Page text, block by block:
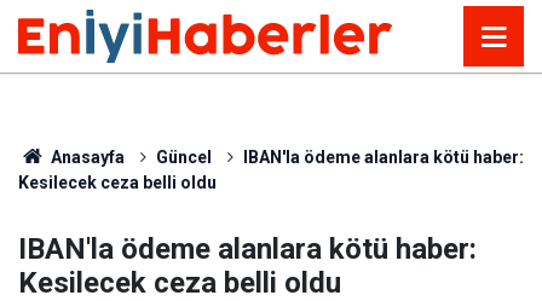
Anasayfa Güncel
IBAN'la ödeme alanlara kötü haber:
Kesilecek ceza belli oldu
IBAN'la ödeme alanlara kötü haber:
Kesilecek ceza belli oldu